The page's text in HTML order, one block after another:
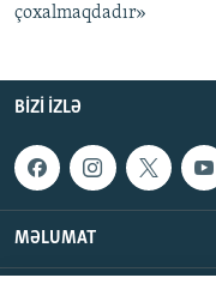
çoxalmaqdadır»
BIZI IZLƏ
MƏLUMAT